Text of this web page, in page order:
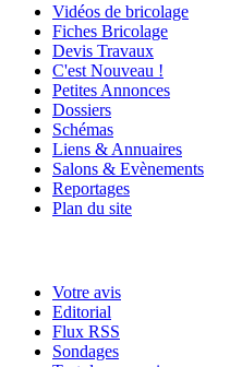
Vidéos de bricolage
Fiches Bricolage
Devis Travaux
C'est Nouveau !
Petites Annonces
Dossiers
Schémas
Liens & Annuaires
Salons & Evènements
Reportages
Plan du site
Votre avis
Editorial
Flux RSS
Sondages